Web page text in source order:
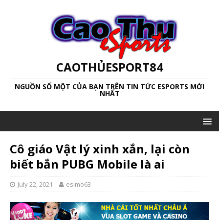
CAOTHỦESPORT84
NGUỒN SỐ MỘT CỦA BẠN TRÊN TIN TỨC ESPORTS MỚI
NHẤT
Cô giáo Vật lý xinh xắn, lại còn
biết bắn PUBG Mobile là ai
July 22, 2021 esimo63